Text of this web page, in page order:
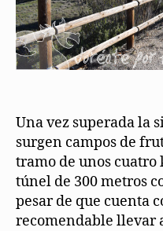
Una vez superada la
surgen campos de
tramo de unos
túnel de 300 metros
pesar de que cuenta
recomendable llevar